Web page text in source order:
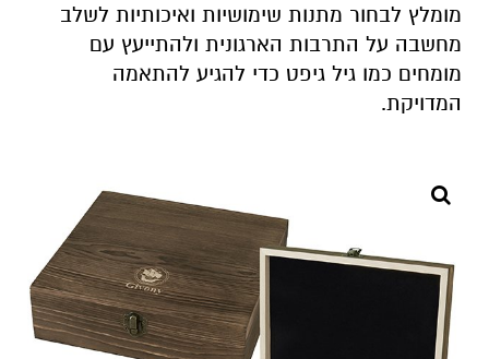
מומלץ לבחור מתנות שימושיות ואיכותיות לשלב
מחשבה על התרבות הארגונית ולהתייעץ עם
מומחים כמו גיל גיפט כדי להגיע להתאמה
המדויקת.